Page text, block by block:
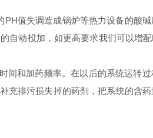
值失调造成锅炉等热力设备的酸
自动投加，如更高要求我们可以增
和加药频率。在以后的系统运转过
充排污损失掉的药剂，把系统的含